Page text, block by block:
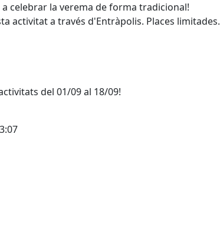
celebrar la verema de forma tradicional!
activitat a través d'Entràpolis. Places limitades.
del 01/09 al 18/09!